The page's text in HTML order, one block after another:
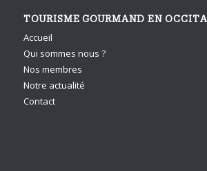
TOURISME GOURMAND EN
Accueil
Qui sommes nous ?
Nos membres
Notre actualité
Contact